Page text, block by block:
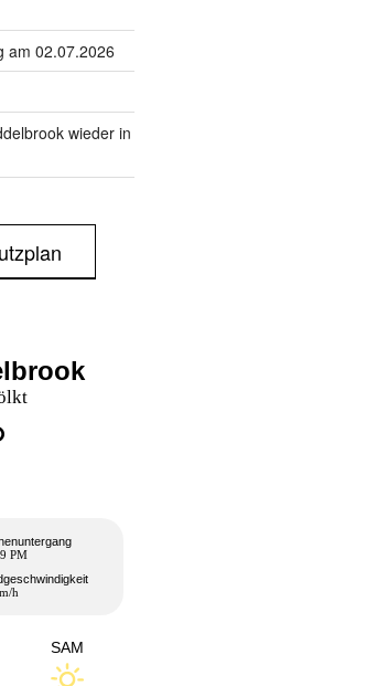
am 02.07.2026
wieder in
PM
h
SAM